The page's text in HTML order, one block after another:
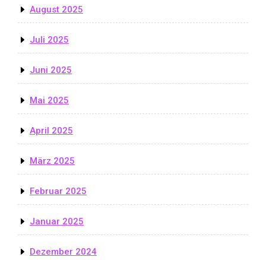
August 2025
Juli 2025
Juni 2025
Mai 2025
April 2025
März 2025
Februar 2025
Januar 2025
Dezember 2024